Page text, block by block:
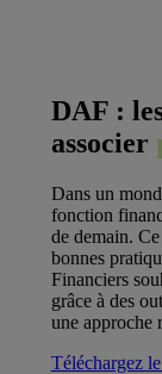
DAF :
associer
Dans un
fonction
de demain.
bonnes
Financiers
grâce à des
une approche
Téléchargez